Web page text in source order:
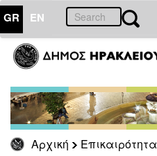
GR EN
Αρχική Επικαιρότητα
ΕΠΙΚΑΙΡΟΤΗΤΑ
Τύπου
Αρχείο